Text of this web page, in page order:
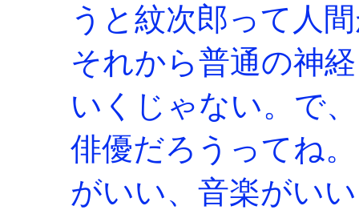
うと紋次郎って人
それから普通の神
いくじゃない。で
俳優だろうってね
がいい、音楽がい